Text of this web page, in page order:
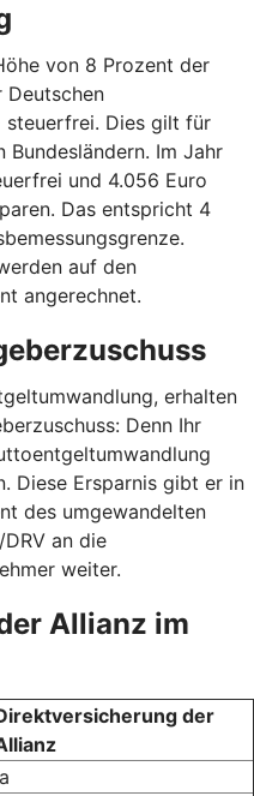
von 8 Prozent der
Deutschen
steuerfrei. Dies gilt für
Bundesländern. Im Jahr
und 4.056 Euro
Das entspricht 4
auf den
angerechnet.
erhalten
Denn Ihr
Diese Ersparnis gibt er in
des umgewandelten
an die
weiter.
Allianz im
der